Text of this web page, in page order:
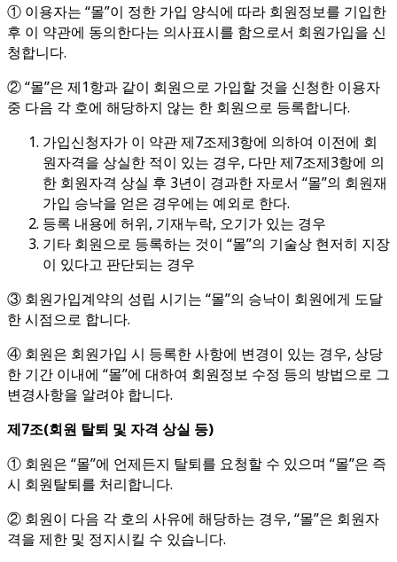
① 이용자는 “몰”이 정한 가입 양식에 따라 회원정보를 기입한
후 이 약관에 동의한다는 의사표시를 함으로서 회원가입을 신
청합니다.
② “몰”은 제1항과 같이 회원으로 가입할 것을 신청한 이용자
중 다음 각 호에 해당하지 않는 한 회원으로 등록합니다.
가입신청자가 이 약관 제7조제3항에 의하여 이전에 회
원자격을 상실한 적이 있는 경우, 다만 제7조제3항에 의
한 회원자격 상실 후 3년이 경과한 자로서 “몰”의 회원재
가입 승낙을 얻은 경우에는 예외로 한다.
등록 내용에 허위, 기재누락, 오기가 있는 경우
기타 회원으로 등록하는 것이 “몰”의 기술상 현저히 지장
이 있다고 판단되는 경우
③ 회원가입계약의 성립 시기는 “몰”의 승낙이 회원에게 도달
한 시점으로 합니다.
④ 회원은 회원가입 시 등록한 사항에 변경이 있는 경우, 상당
한 기간 이내에 “몰”에 대하여 회원정보 수정 등의 방법으로 그
변경사항을 알려야 합니다.
제7조(회원 탈퇴 및 자격 상실 등)
① 회원은 “몰”에 언제든지 탈퇴를 요청할 수 있으며 “몰”은 즉
시 회원탈퇴를 처리합니다.
② 회원이 다음 각 호의 사유에 해당하는 경우, “몰”은 회원자
격을 제한 및 정지시킬 수 있습니다.